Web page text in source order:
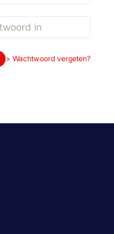
> Wachtwoord vergeten?